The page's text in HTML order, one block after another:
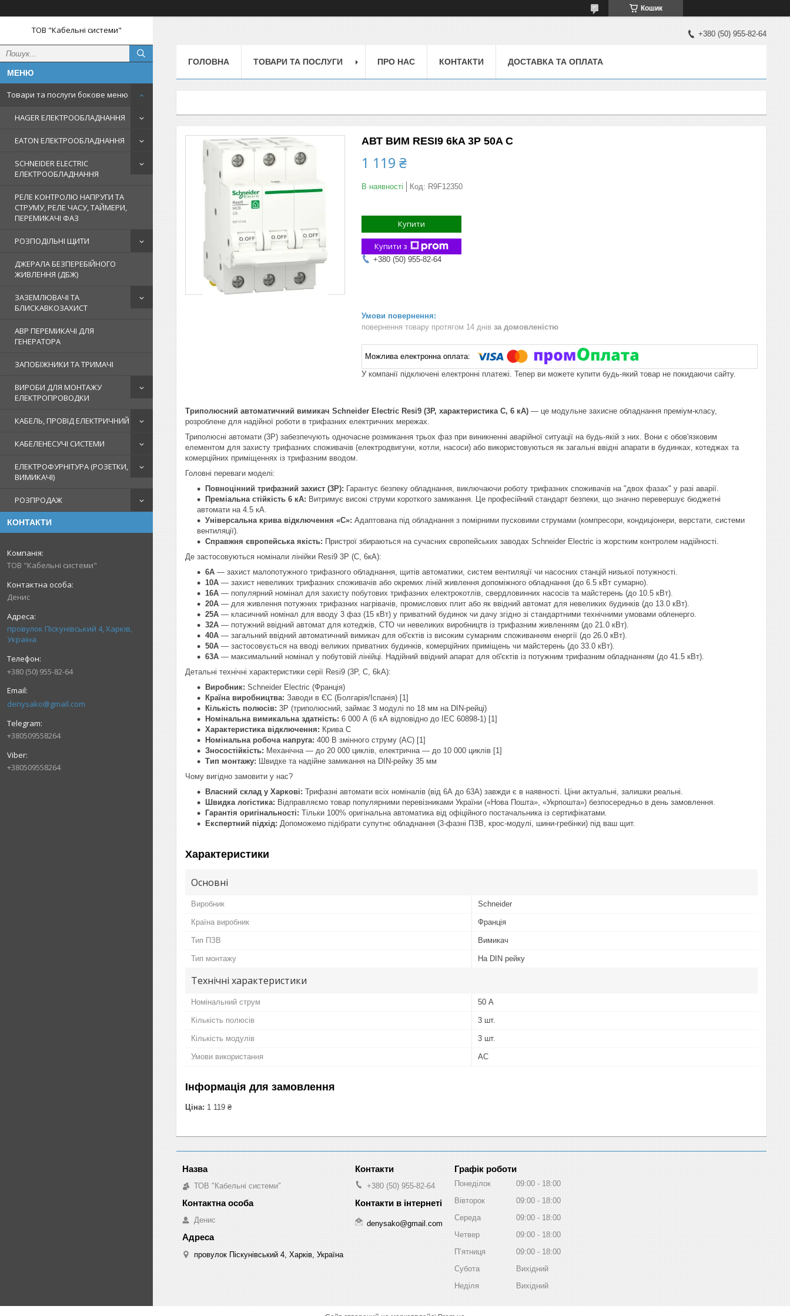
Кошик
ТОВ "Кабельні системи"
Товари та послуги бокове меню
HAGER ЕЛЕКТРООБЛАДНАННЯ
EATON ЕЛЕКТРООБЛАДНАННЯ
SCHNEIDER ELECTRIC
ЕЛЕКТРООБЛАДНАННЯ
РЕЛЕ КОНТРОЛЮ НАПРУГИ ТА
СТРУМУ, РЕЛЕ ЧАСУ, ТАЙМЕРИ,
ПЕРЕМИКАЧІ ФАЗ
РОЗПОДІЛЬНІ ЩИТИ
ДЖЕРАЛА БЕЗПЕРЕБІЙНОГО
ЖИВЛЕННЯ (ДБЖ)
ЗАЗЕМЛЮВАЧІ ТА
БЛИСКАВКОЗАХИСТ
АВР ПЕРЕМИКАЧІ ДЛЯ
ГЕНЕРАТОРА
ЗАПОБІЖНИКИ ТА ТРИМАЧІ
ВИРОБИ ДЛЯ МОНТАЖУ
ЕЛЕКТРОПРОВОДКИ
КАБЕЛЬ, ПРОВІД ЕЛЕКТРИЧНИЙ
КАБЕЛЕНЕСУЧІ СИСТЕМИ
ЕЛЕКТРОФУРНІТУРА (РОЗЕТКИ,
ВИМИКАЧІ)
РОЗПРОДАЖ
КОНТАКТИ
ТОВ "Кабельні системи"
Денис
провулок Піскунівський 4, Харків,
Україна
+380 (50) 955-82-64
denysako@gmail.com
+380509558264
+380509558264
+380 (50) 955-82-64
ГОЛОВНА ТОВАРИ ТА ПОСЛУГИ ПРО НАС КОНТАКТИ ДОСТАВКА ТА ОПЛАТА
АВТ ВИМ RESI9 6kA 3P 50A C
1 119 ₴
В наявності Код: R9F12350
Купити
Купити з
+380 (50) 955-82-64
повернення товару протягом 14 днів за домовленістю
У компанії підключені електронні платежі. Тепер ви можете купити будь-який товар не покидаючи сайту.
Триполюсний автоматичний вимикач Schneider Electric Resi9 (3P, характеристика C, 6 кА) — це модульне захисне обладнання преміум-класу,
розроблене для надійної роботи в трифазних електричних мережах.
Триполюсні автомати (3P) забезпечують одночасне розмикання трьох фаз при виникненні аварійної ситуації на будь-якій з них. Вони є обов'язковим
елементом для захисту трифазних споживачів (електродвигуни, котли, насоси) або використовуються як загальні ввідні апарати в будинках, котеджах та
комерційних приміщеннях із трифазним вводом.
Головні переваги моделі:
Повноцінний трифазний захист (3P): Гарантує безпеку обладнання, виключаючи роботу трифазних споживачів на "двох фазах" у разі аварії.
Преміальна стійкість 6 кА: Витримує високі струми короткого замикання. Це професійний стандарт безпеки, що значно перевершує бюджетні
автомати на 4.5 кА.
Універсальна крива відключення «C»: Адаптована під обладнання з помірними пусковими струмами (компресори, кондиціонери, верстати, системи
вентиляції).
Справжня європейська якість: Пристрої збираються на сучасних європейських заводах Schneider Electric із жорстким контролем надійності.
Де застосовуються номінали лінійки Resi9 3P (C, 6кА):
6А — захист малопотужного трифазного обладнання, щитів автоматики, систем вентиляції чи насосних станцій низької потужності.
10А — захист невеликих трифазних споживачів або окремих ліній живлення допоміжного обладнання (до 6.5 кВт сумарно).
16А — популярний номінал для захисту побутових трифазних електрокотлів, свердловинних насосів та майстерень (до 10.5 кВт).
20А — для живлення потужних трифазних нагрівачів, промислових плит або як ввідний автомат для невеликих будинків (до 13.0 кВт).
25А — класичний номінал для вводу 3 фаз (15 кВт) у приватний будинок чи дачу згідно зі стандартними технічними умовами обленерго.
32А — потужний ввідний автомат для котеджів, СТО чи невеликих виробництв із трифазним живленням (до 21.0 кВт).
40А — загальний ввідний автоматичний вимикач для об'єктів із високим сумарним споживанням енергії (до 26.0 кВт).
50А — застосовується на вводі великих приватних будинків, комерційних приміщень чи майстерень (до 33.0 кВт).
63А — максимальний номінал у побутовій лінійці. Надійний ввідний апарат для об'єктів із потужним трифазним обладнанням (до 41.5 кВт).
Детальні технічні характеристики серії Resi9 (3P, C, 6kA):
Виробник: Schneider Electric (Франція)
Країна виробництва: Заводи в ЄС (Болгарія/Іспанія) [1]
Кількість полюсів: 3P (триполюсний, займає 3 модулі по 18 мм на DIN-рейці)
Номінальна вимикальна здатність: 6 000 А (6 кА відповідно до IEC 60898-1) [1]
Характеристика відключення: Крива C
Номінальна робоча напруга: 400 В змінного струму (AC) [1]
Зносостійкість: Механічна — до 20 000 циклів, електрична — до 10 000 циклів [1]
Тип монтажу: Швидке та надійне замикання на DIN-рейку 35 мм
Чому вигідно замовити у нас?
Власний склад у Харкові: Трифазні автомати всіх номіналів (від 6А до 63А) завжди є в наявності. Ціни актуальні, залишки реальні.
Швидка логістика: Відправляємо товар популярними перевізниками України («Нова Пошта», «Укрпошта») безпосередньо в день замовлення.
Гарантія оригінальності: Тільки 100% оригінальна автоматика від офіційного постачальника із сертифікатами.
Експертний підхід: Допоможемо підібрати супутнє обладнання (3-фазні ПЗВ, крос-модулі, шини-гребінки) під ваш щит.
Характеристики
Основні
Виробник Schneider
Країна виробник Франція
Тип ПЗВ Вимикач
Тип монтажу На DIN рейку
Технічні характеристики
Номінальний струм 50 А
Кількість полюсів 3 шт.
Кількість модулів 3 шт.
Умови використання АС
Інформація для замовлення
Ціна: 1 119 ₴
ТОВ "Кабельні системи"
Денис
провулок Піскунівський 4, Харків, Україна
+380 (50) 955-82-64
denysako@gmail.com
Графік роботи
Понеділок 09:00
18:00
Вівторок
09:00
18:00
Середа
09:00
18:00
Четвер
09:00
18:00
Пʼятниця
09:00
18:00
Субота
Вихідний
Неділя
Вихідний